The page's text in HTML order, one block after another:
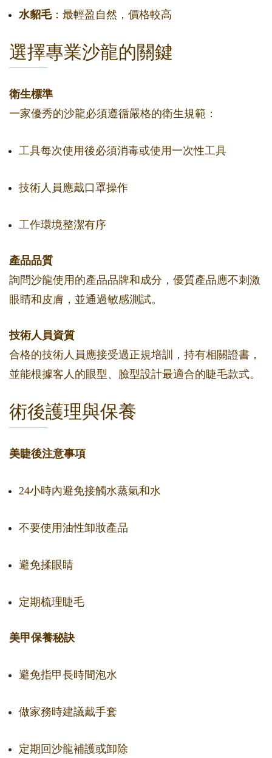
水貂毛：最輕盈自然，價格較高
選擇專業沙龍的關鍵
衛生標準
一家優秀的沙龍必須遵循嚴格的衛生規範：
工具每次使用後必須消毒或使用一次性工具
技術人員應戴口罩操作
工作環境整潔有序
產品品質
詢問沙龍使用的產品品牌和成分，優質產品應不刺激
眼睛和皮膚，並通過敏感測試。
技術人員資質
合格的技術人員應接受過正規培訓，持有相關證書，
並能根據客人的眼型、臉型設計最適合的睫毛款式。
術後護理與保養
美睫後注意事項
24小時內避免接觸水蒸氣和水
不要使用油性卸妝產品
避免揉眼睛
定期梳理睫毛
美甲保養秘訣
避免指甲長時間泡水
做家務時建議戴手套
定期回沙龍補護或卸除